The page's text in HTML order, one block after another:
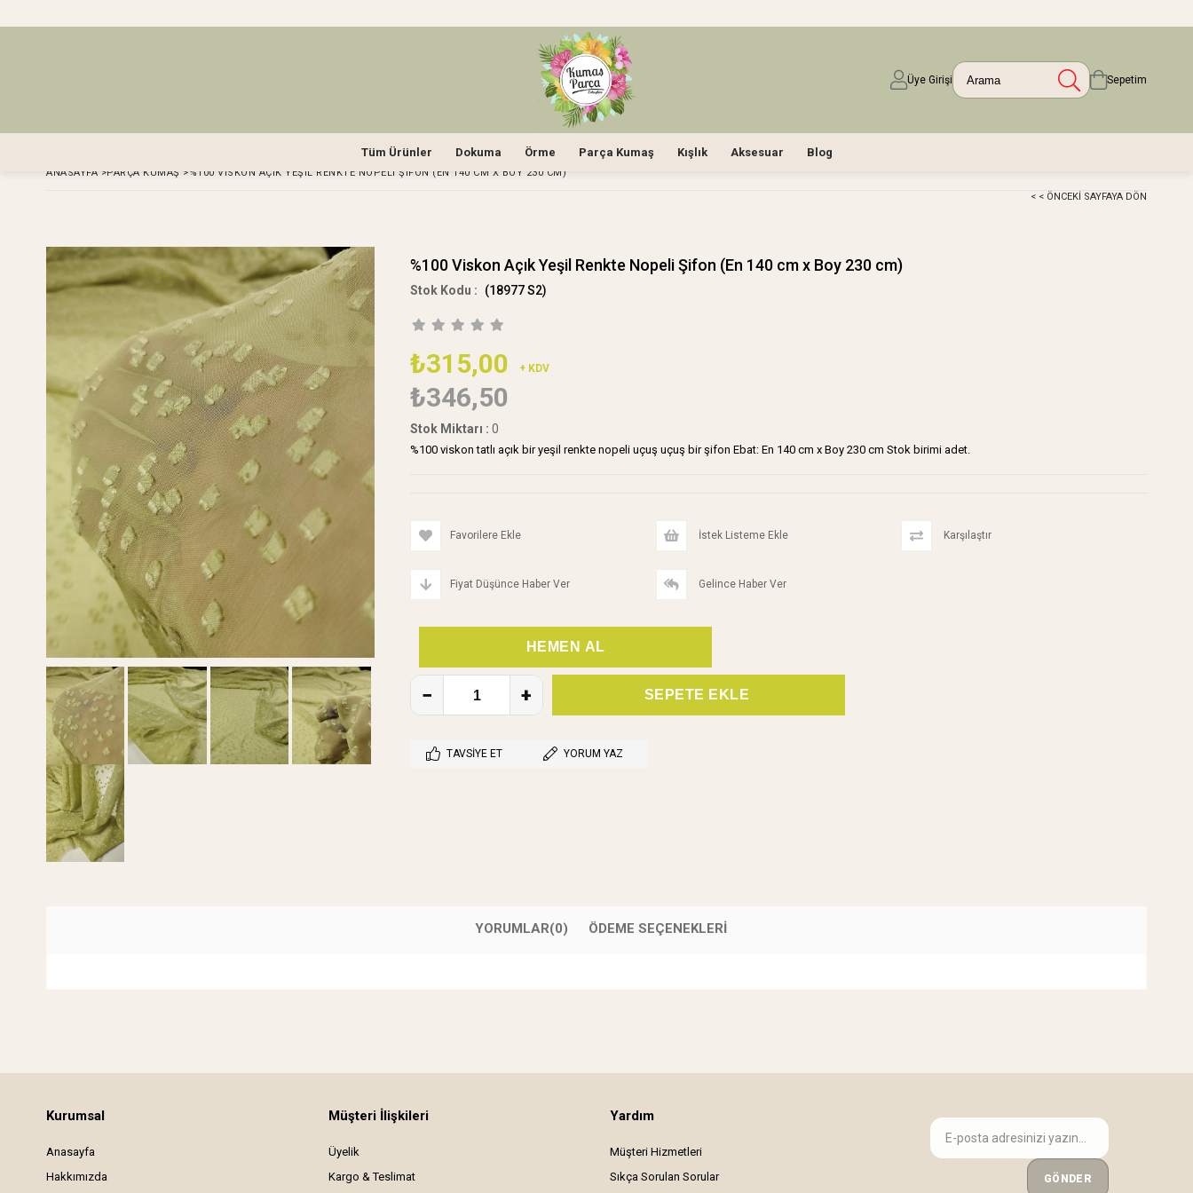
Üye Girişi Sepetim
Tüm Ürünler Dokuma Örme Parça Kumaş Kışlık Aksesuar Blog
ANASAYFA >PARÇA KUMAŞ >%100 VISKON AÇIK YEŞIL RENKTE NOPELI ŞIFON (EN 140 CM X BOY 230 CM)
< < ÖNCEKI SAYFAYA DÖN
%100 Viskon Açık Yeşil Renkte Nopeli Şifon (En 140 cm x Boy 230 cm)
(18977 S2)
₺315,00 + KDV
₺346,50
Stok Miktarı : 0
%100 viskon tatlı açık bir yeşil renkte nopeli uçuş uçuş bir şifon Ebat: En 140 cm x Boy 230 cm Stok birimi adet.
Favorilere Ekle İstek Listeme Ekle Karşılaştır
Fiyat Düşünce Haber Ver Gelince Haber Ver
TAVSIYE ET YORUM YAZ
YORUMLAR(0) ÖDEME SEÇENEKLERI
Kurumsal
Anasayfa
Hakkımızda
Müşteri İlişkileri
Üyelik
Kargo & Teslimat
Yardım
Müşteri Hizmetleri
Sıkça Sorulan Sorular
GÖNDER